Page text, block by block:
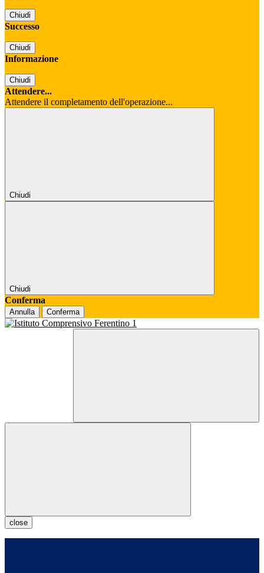
Chiudi
Successo
Chiudi
Informazione
Chiudi
Attendere...
Attendere il completamento dell'operazione...
Chiudi
Chiudi
Conferma
Annulla Conferma
close